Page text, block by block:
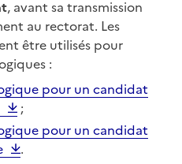
, avant sa transmission
au rectorat. Les
être utilisés pour
:
pour un candidat
;
pour un candidat
.